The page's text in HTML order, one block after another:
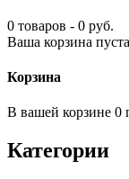
0 товаров - 0 руб.
Ваша корзина пуста
Корзина
В вашей корзине 0
Категории